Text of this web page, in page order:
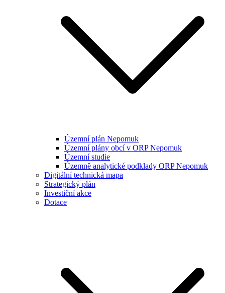
Územní plán Nepomuk
Územní plány obcí v ORP Nepomuk
Územní studie
Územně analytické podklady ORP Nepomuk
Digitální technická mapa
Strategický plán
Investiční akce
Dotace